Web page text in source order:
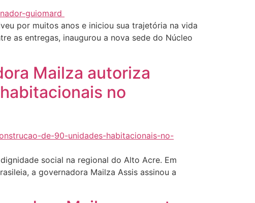
por muitos anos e iniciou sua trajetória na vida
as entregas, inaugurou a nova sede do Núcleo
Mailza autoriza
no
social na regional do Alto Acre. Em
a governadora Mailza Assis assinou a